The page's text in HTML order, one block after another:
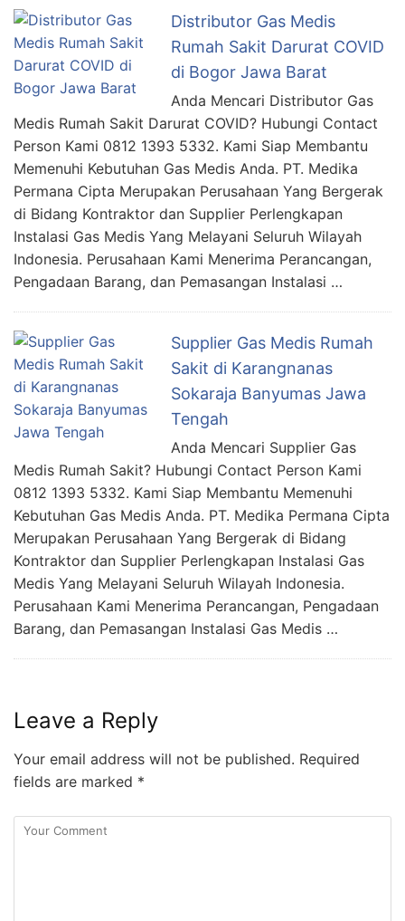
Distributor Gas Medis
Rumah Sakit Darurat COVID
di Bogor Jawa Barat
Anda Mencari Distributor Gas
Medis Rumah Sakit Darurat COVID? Hubungi Contact
Person Kami 0812 1393 5332. Kami Siap Membantu
Memenuhi Kebutuhan Gas Medis Anda. PT. Medika
Permana Cipta Merupakan Perusahaan Yang Bergerak
di Bidang Kontraktor dan Supplier Perlengkapan
Instalasi Gas Medis Yang Melayani Seluruh Wilayah
Indonesia. Perusahaan Kami Menerima Perancangan,
Pengadaan Barang, dan Pemasangan Instalasi …
Supplier Gas Medis Rumah
Sakit di Karangnanas
Sokaraja Banyumas Jawa
Tengah
Anda Mencari Supplier Gas
Medis Rumah Sakit? Hubungi Contact Person Kami
0812 1393 5332. Kami Siap Membantu Memenuhi
Kebutuhan Gas Medis Anda. PT. Medika Permana Cipta
Merupakan Perusahaan Yang Bergerak di Bidang
Kontraktor dan Supplier Perlengkapan Instalasi Gas
Medis Yang Melayani Seluruh Wilayah Indonesia.
Perusahaan Kami Menerima Perancangan, Pengadaan
Barang, dan Pemasangan Instalasi Gas Medis …
Leave a Reply
Your email address will not be published. Required
fields are marked *